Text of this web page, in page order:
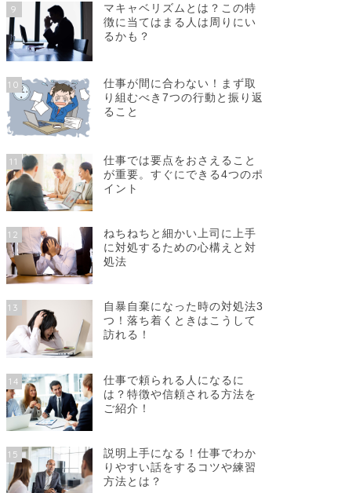
9
マキャベリズムとは？この特
徴に当てはまる人は周りにい
るかも？
10
仕事が間に合わない！まず取
り組むべき7つの行動と振り返
ること
11
仕事では要点をおさえること
が重要。すぐにできる4つのポ
イント
12
ねちねちと細かい上司に上手
に対処するための心構えと対
処法
13
自暴自棄になった時の対処法3
つ！落ち着くときはこうして
訪れる！
14
仕事で頼られる人になるに
は？特徴や信頼される方法を
ご紹介！
15
説明上手になる！仕事でわか
りやすい話をするコツや練習
方法とは？